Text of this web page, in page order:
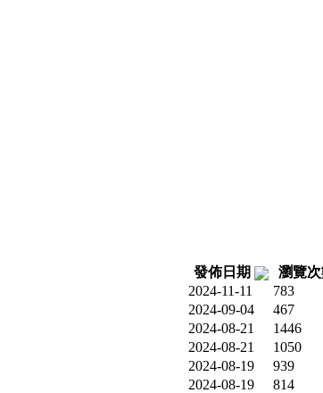
發佈日期
瀏覽
2024-11-11
783
2024-09-04
467
2024-08-21
1446
2024-08-21
1050
2024-08-19
939
2024-08-19
814